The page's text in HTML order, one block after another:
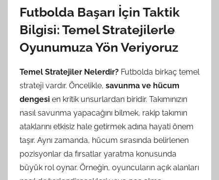
Futbolda Başarı İçin Taktik
Bilgisi: Temel Stratejilerle
Oyunumuza Yön Veriyoruz
Temel Stratejiler Nelerdir? Futbolda birkaç temel
strateji vardır. Öncelikle, savunma ve hücum
dengesi en kritik unsurlardan biridir. Takımınızın
nasıl savunma yapacağını bilmek, rakip takımın
ataklarını etkisiz hale getirmek adına hayati önem
taşır. Aynı zamanda, hücum sırasında belirlenen
pozisyonlar da fırsatlar yaratma konusunda
büyük rol oynar. Örneğin, oyuncuların açık alanları